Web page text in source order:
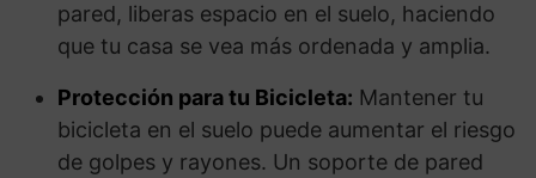
pared, liberas espacio en el suelo, haciendo
que tu casa se vea más ordenada y amplia.
Protección para tu Bicicleta: Mantener tu
bicicleta en el suelo puede aumentar el riesgo
de golpes y rayones. Un soporte de pared